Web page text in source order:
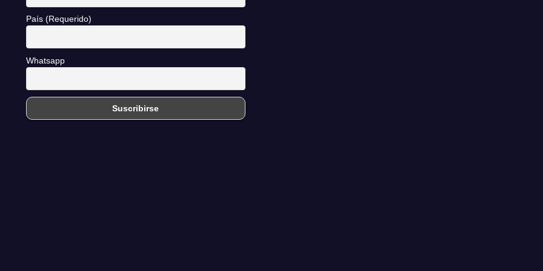
País (Requerido)
Whatsapp